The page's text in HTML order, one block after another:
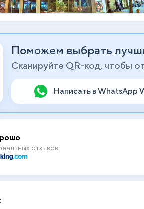
Поможем выбрать
Сканируйте QR-код, чтобы
Написать в WhatsApp
отзывов